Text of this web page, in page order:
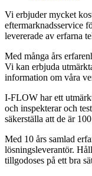
Vi erbjuder mycket
eftermarknadsservice
levererade av erfarna
Med många års
Vi kan erbjuda
information om våra
I-FLOW har ett
och inspekterar och
säkerställa att de är
Med 10 års samlad
lösningsleverantör.
tillgodoses på ett bra